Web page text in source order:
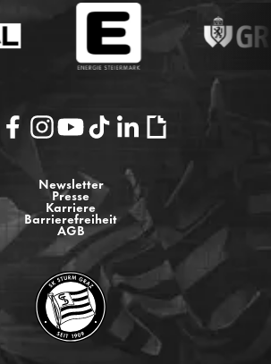
Newsletter
Presse
Karriere
Barrierefreiheit
AGB